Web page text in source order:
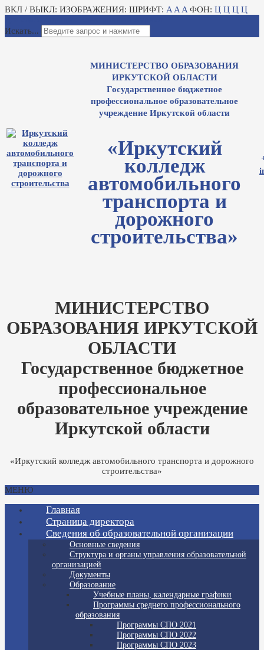
ВКЛ / ВЫКЛ: ИЗОБРАЖЕНИЯ: ШРИФТ: A A A ФОН: Ц Ц Ц Ц
Искать...
МИНИСТЕРСТВО ОБРАЗОВАНИЯ
ИРКУТСКОЙ ОБЛАСТИ
Государственное бюджетное
профессиональное образовательное
учреждение Иркутской области
«Иркутский
колледж
автомобильного
транспорта и
дорожного
строительства»
МИНИСТЕРСТВО
ОБРАЗОВАНИЯ ИРКУТСКОЙ
ОБЛАСТИ
Государственное бюджетное
профессиональное
образовательное учреждение
Иркутской области
«Иркутский колледж автомобильного транспорта и дорожного
строительства»
МЕНЮ
Главная
Страница директора
Сведения об образовательной организации
Основные сведения
Структура и органы управления образовательной
организацией
Документы
Образование
Учебные планы, календарные графики
Программы среднего профессионального
образования
Программы СПО 2021
Программы СПО 2022
Программы СПО 2023